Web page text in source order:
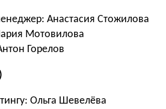
Анастасия Стожилова
Мотовилова
Горелов
Ольга Шевелёва